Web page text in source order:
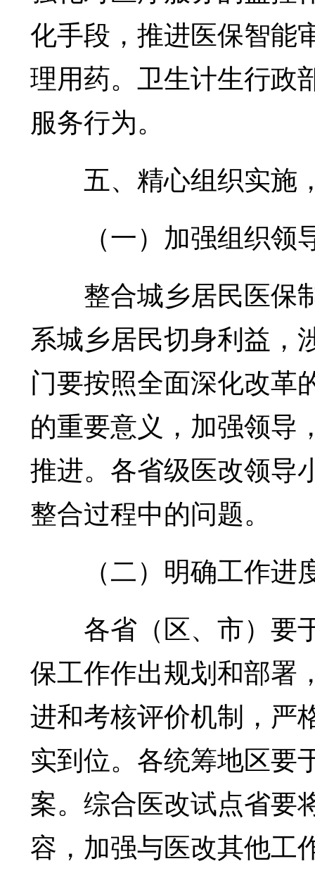
化手段，推进医保智能
理用药。卫生计生行政
服务行为。
五、精心组织实施
（一）加强组织领
整合城乡居民医保
系城乡居民切身利益，
门要按照全面深化改革
的重要意义，加强领导
推进。各省级医改领导
整合过程中的问题。
（二）明确工作进
各省（区、市）要
保工作作出规划和部署
进和考核评价机制，严
实到位。各统筹地区要
案。综合医改试点省要
容，加强与医改其他工